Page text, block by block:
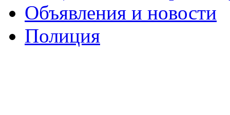
Объявления и новости
Полиция